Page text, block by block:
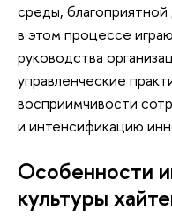
среды,
в этом процессе
руководства
управленческие
восприимчивости
и интенсификацию
Особенности
культуры